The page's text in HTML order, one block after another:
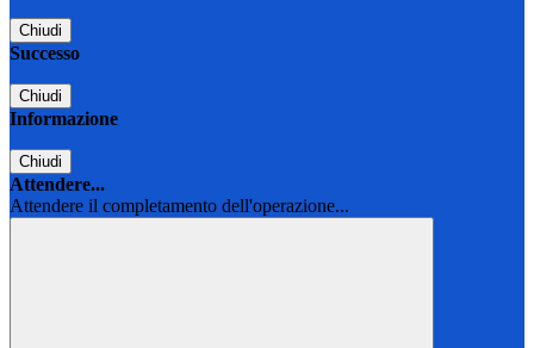
Chiudi
Successo
Chiudi
Informazione
Chiudi
Attendere...
Attendere il completamento dell'operazione...